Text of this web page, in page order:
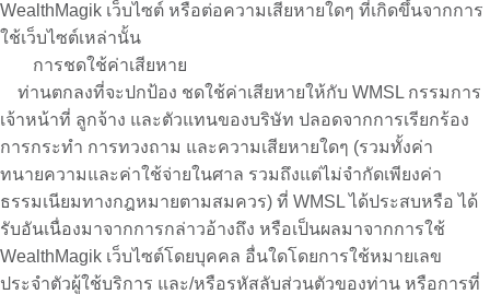
WealthMagik เว็บไซต์ หรือต่อความเสียหายใดๆ ที่เกิดขึ้นจากการ
ใช้เว็บไซต์เหล่านั้น
การชดใช้ค่าเสียหาย
ท่านตกลงที่จะปกป้อง ชดใช้ค่าเสียหายให้กับ WMSL กรรมการ
เจ้าหน้าที่ ลูกจ้าง และตัวแทนของบริษัท ปลอดจากการเรียกร้อง
การกระทำ การทวงถาม และความเสียหายใดๆ (รวมทั้งค่า
ทนายความและค่าใช้จ่ายในศาล รวมถึงแต่ไม่จำกัดเพียงค่า
ธรรมเนียมทางกฎหมายตามสมควร) ที่ WMSL ได้ประสบหรือ ได้
รับอันเนื่องมาจากการกล่าวอ้างถึง หรือเป็นผลมาจากการใช้
WealthMagik เว็บไซต์โดยบุคคล อื่นใดโดยการใช้หมายเลข
ประจำตัวผู้ใช้บริการ และ/หรือรหัสลับส่วนตัวของท่าน หรือการที่